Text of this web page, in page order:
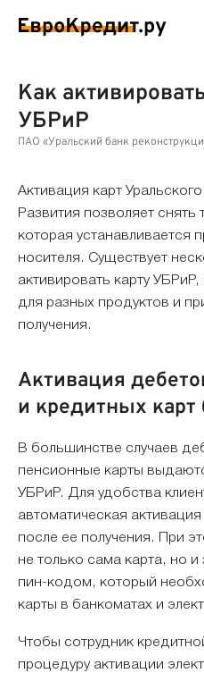
Как
УБРиР
ПАО «Уральский банк
Активация карт
Развития позволяет снять
которая устанавливается
носителя. Существует
активировать карту
для разных продуктов и
получения.
Активация
и кредитных
В большинстве случаев
пенсионные карты
УБРиР. Для удобства
автоматическая
после ее получения. При
не только сама карта, но и
пин-кодом, который
карты в банкоматах и
Чтобы сотрудник
процедуру активации